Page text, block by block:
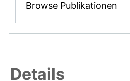
Browse Publikationen
Details